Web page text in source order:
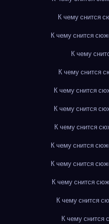
К чему снится
К чему снится
К чему
К чему снится
К чему снится
К чему снится
К чему снится
К чему снится
К чему снится
К чему снится
К чему снится
К чему снится